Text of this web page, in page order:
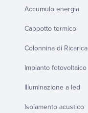
Accumulo energia
Cappotto termico
Colonnina di Ricarica
Impianto fotovoltaico
Illuminazione a led
Isolamento acustico